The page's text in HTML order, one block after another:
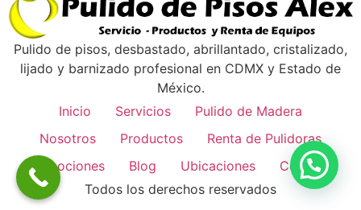
Pulido de pisos, desbastado, abrillantado, cristalizado,
lijado y barnizado profesional en CDMX y Estado de
México.
Inicio
Servicios
Pulido de Madera
Nosotros
Productos
Renta de Pulidoras
Promociones
Blog Ubicaciones
Contacto
Todos los derechos reservados